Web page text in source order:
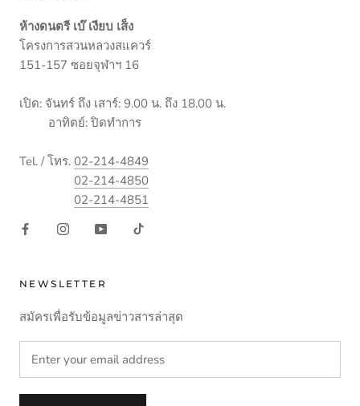
ห้างดนตรี เบ๊ เงียบ เส็ง
โครงการสวนหลวงสแควร์
151-157 ซอยจุฬาฯ 16
เปิด: จันทร์ ถึง เสาร์: 9.00 น. ถึง 18.00 น.
อาทิตย์: ปิดทำการ
Tel. / โทร. 02-214-4849
02-214-4850
02-214-4851
NEWSLETTER
สมัครเพื่อรับข้อมูลข่าวสารล่าสุด